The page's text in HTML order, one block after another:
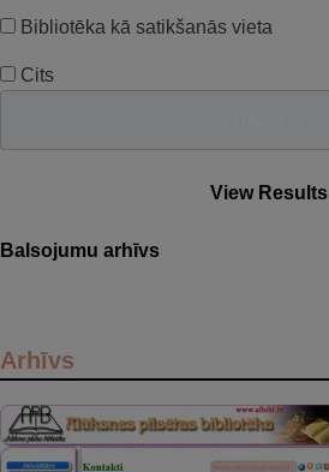
Bibliotēka kā satikšanās vieta
Cits
View Results
Balsojumu arhīvs
Arhīvs